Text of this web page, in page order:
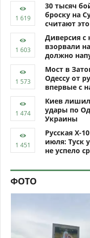
30 тысяч
броску на
считают
Диверсия
взорвали
должно
Мост в
Одессу от
впервые с
Киев
удары по
Украины
Русская Х-
июля: Туск
не успело
ФОТО